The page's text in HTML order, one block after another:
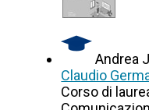
Andrea
Claudio
Corso di